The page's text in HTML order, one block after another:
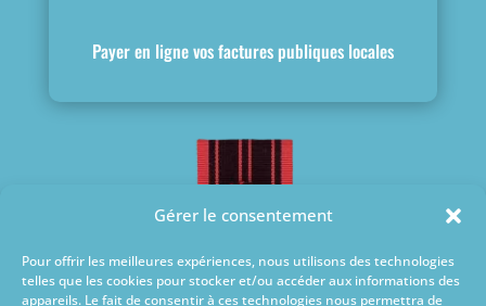
Gérer le consentement
Pour offrir les meilleures expériences, nous utilisons des technologies
telles que les cookies pour stocker et/ou accéder aux informations des
appareils. Le fait de consentir à ces technologies nous permettra de
Payer en ligne vos factures publiques locales